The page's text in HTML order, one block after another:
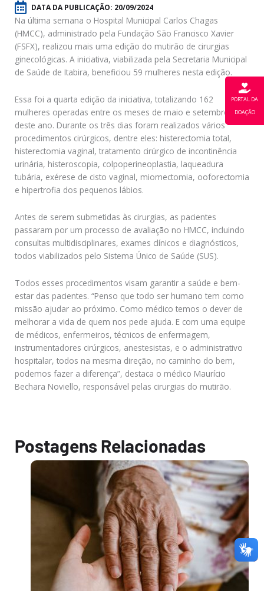
PORTAL DA
DOAÇÃO
DATA DA PUBLICAÇÃO: 20/09/2024
Na última semana o Hospital Municipal Carlos Chagas
(HMCC), administrado pela Fundação São Francisco Xavier
(FSFX), realizou mais uma edição do mutirão de cirurgias
ginecológicas. A iniciativa, viabilizada pela Secretaria Municipal
de Saúde de Itabira, beneficiou 59 mulheres nesta edição.
Essa foi a quarta edição da iniciativa, totalizando 162
mulheres operadas entre os meses de maio e setembro
deste ano. Durante os três dias foram realizados vários
procedimentos cirúrgicos, dentre eles: histerectomia total,
histerectomia vaginal, tratamento cirúrgico de incontinência
urinária, histeroscopia, colpoperineoplastia, laqueadura
tubária, exérese de cisto vaginal, miomectomia, ooforectomia
e hipertrofia dos pequenos lábios.
Antes de serem submetidas às cirurgias, as pacientes
passaram por um processo de avaliação no HMCC, incluindo
consultas multidisciplinares, exames clínicos e diagnósticos,
todos viabilizados pelo Sistema Único de Saúde (SUS).
Todos esses procedimentos visam garantir a saúde e bem-
estar das pacientes. “Penso que todo ser humano tem como
missão ajudar ao próximo. Como médico temos o dever de
melhorar a vida de quem nos pede ajuda. E com uma equipe
de médicos, enfermeiros, técnicos de enfermagem,
instrumentadores cirúrgicos, anestesistas, e o administrativo
hospitalar, todos na mesma direção, no caminho do bem,
podemos fazer a diferença”, destaca o médico Maurício
Bechara Noviello, responsável pelas cirurgias do mutirão.
Postagens Relacionadas